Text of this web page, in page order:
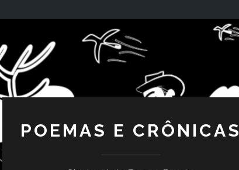
POEMAS E CRÔNICAS